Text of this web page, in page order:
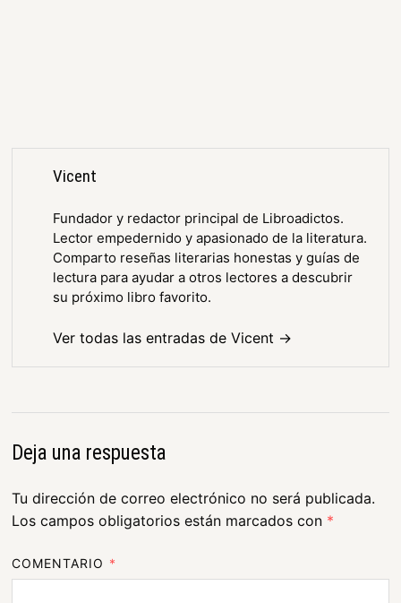
Vicent
Fundador y redactor principal de Libroadictos.
Lector empedernido y apasionado de la literatura.
Comparto reseñas literarias honestas y guías de
lectura para ayudar a otros lectores a descubrir
su próximo libro favorito.
Ver todas las entradas de Vicent →
Deja una respuesta
Tu dirección de correo electrónico no será publicada.
Los campos obligatorios están marcados con *
COMENTARIO *